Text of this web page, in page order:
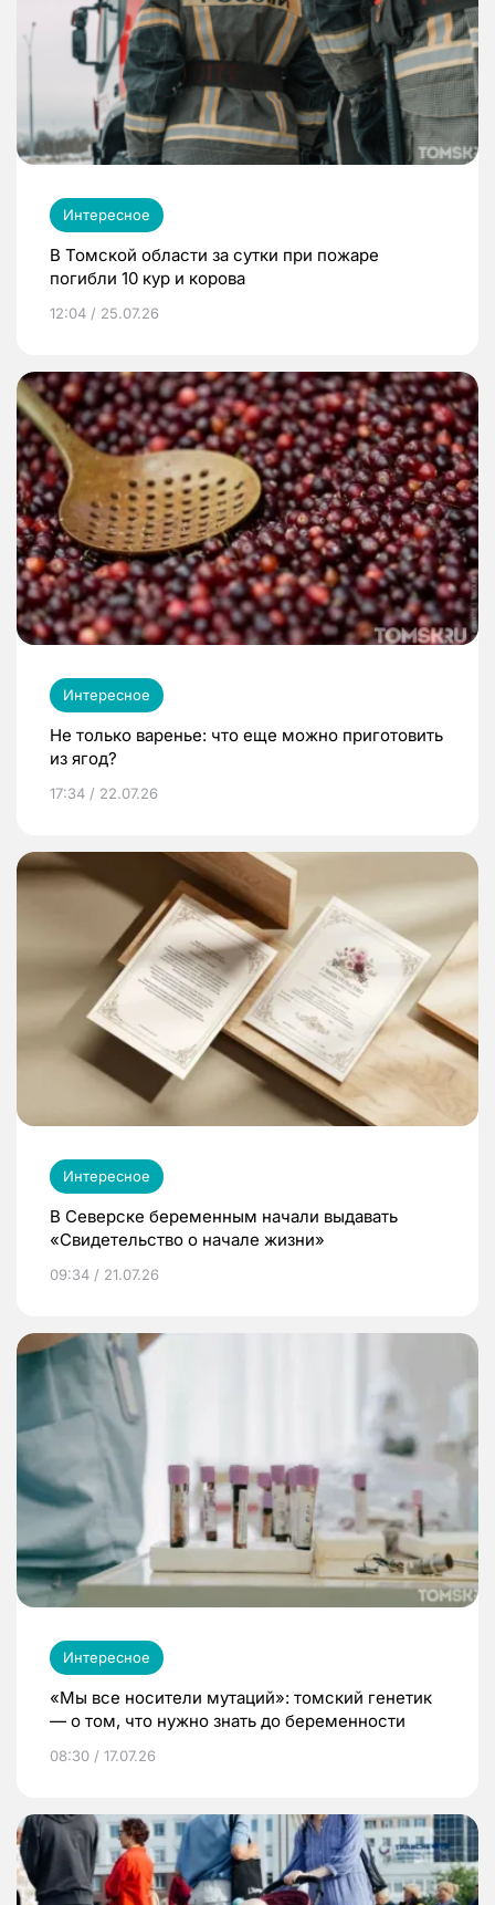
Интересное
В Томской области за сутки при пожаре
погибли 10 кур и корова
12:04 / 25.07.26
Интересное
Не только варенье: что еще можно приготовить
из ягод?
17:34 / 22.07.26
Интересное
В Северске беременным начали выдавать
«Свидетельство о начале жизни»
09:34 / 21.07.26
Интересное
«Мы все носители мутаций»: томский генетик
— о том, что нужно знать до беременности
08:30 / 17.07.26